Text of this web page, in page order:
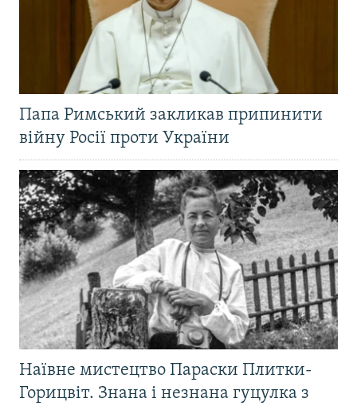
Папа Римський закликав припинити
війну Росії проти України
Наївне мистецтво Параски Плитки-
Горицвіт. Знана і незнана гуцулка з